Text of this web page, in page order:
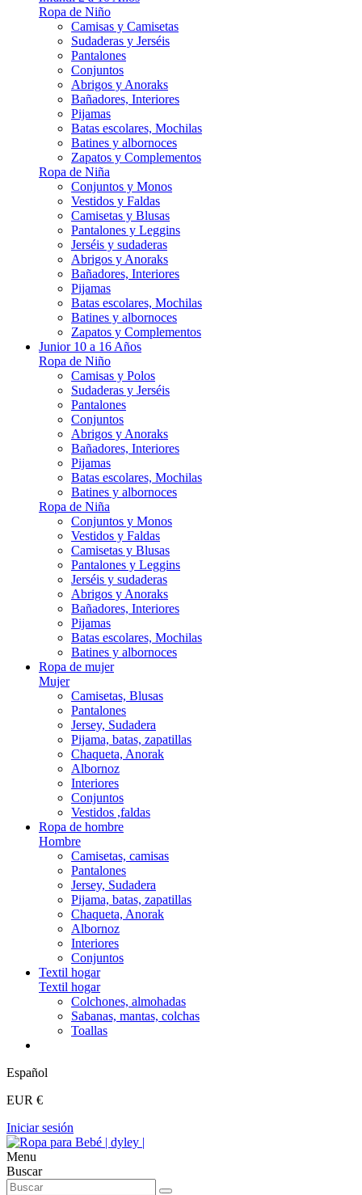
Ropa de Niño
Camisas y Camisetas
Sudaderas y Jerséis
Pantalones
Conjuntos
Abrigos y Anoraks
Bañadores, Interiores
Pijamas
Batas escolares, Mochilas
Batines y albornoces
Zapatos y Complementos
Ropa de Niña
Conjuntos y Monos
Vestidos y Faldas
Camisetas y Blusas
Pantalones y Leggins
Jerséis y sudaderas
Abrigos y Anoraks
Bañadores, Interiores
Pijamas
Batas escolares, Mochilas
Batines y albornoces
Zapatos y Complementos
Junior 10 a 16 Años
Ropa de Niño
Camisas y Polos
Sudaderas y Jerséis
Pantalones
Conjuntos
Abrigos y Anoraks
Bañadores, Interiores
Pijamas
Batas escolares, Mochilas
Batines y albornoces
Ropa de Niña
Conjuntos y Monos
Vestidos y Faldas
Camisetas y Blusas
Pantalones y Leggins
Jerséis y sudaderas
Abrigos y Anoraks
Bañadores, Interiores
Pijamas
Batas escolares, Mochilas
Batines y albornoces
Ropa de mujer
Mujer
Camisetas, Blusas
Pantalones
Jersey, Sudadera
Pijama, batas, zapatillas
Chaqueta, Anorak
Albornoz
Interiores
Conjuntos
Vestidos ,faldas
Ropa de hombre
Hombre
Camisetas, camisas
Pantalones
Jersey, Sudadera
Pijama, batas, zapatillas
Chaqueta, Anorak
Albornoz
Interiores
Conjuntos
Textil hogar
Textil hogar
Colchones, almohadas
Sabanas, mantas, colchas
Toallas
Español
EUR €
Iniciar sesión
Menu
Buscar